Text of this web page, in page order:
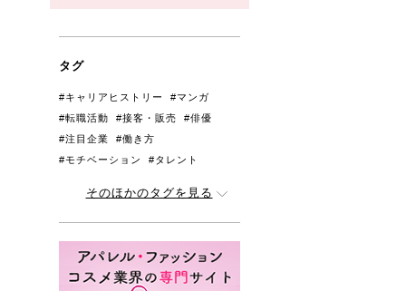
タグ
#キャリアヒストリー
#マンガ
#転職活動
#接客・販売
#俳優
#注目企業
#働き方
#モチベーション
#タレント
#人間関係
#育児と両立
#ジェンダー
#生きづらさ
#はじめての転職
#妊娠
#エンジニア
#声優
#スキルアップ
#手に職をつける
そのほかのタグを見る